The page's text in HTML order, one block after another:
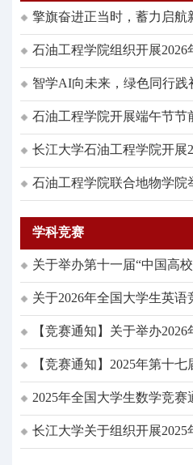
擎旗奋进正当时，蓄力启航
——石油工程学院举行新学
式
石油工程学院组织开展2026
安全教育主题班会
智学AI向未来，绿色同行
石油工程学院团委开展六月
教育实践活动
石油工程学院开展端午节节
育主题班会
长江大学石油工程学院开展
届毕业生主题教育班会
石油工程学院联合地物学院
地壳低语：破解岩石中的流
学科学术沙龙
学科竞赛
关于举办第十一届“中国高
赛-团体程序设计天梯赛”和
江大学校赛的通知
关于2026年全国大学生英语
的通知
【竞赛通知】关于举办2026
届蓝桥杯全国大学生软件和
大赛的通知
【竞赛通知】2025年第十七
学生数学竞赛报名及赛前培
2025年全国大学生数学竞赛
长江大学关于组织开展2025
色筑梦之旅”实践活动的通知